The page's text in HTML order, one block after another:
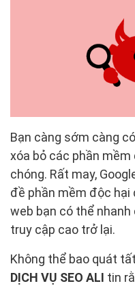
Bạn càng sớm càng
xóa bỏ các phần
chóng. Rất may,
đề phần mềm độc
web bạn có thể
truy cập cao trở lại.
Không thể bao quát
DỊCH VỤ SEO ALI tin